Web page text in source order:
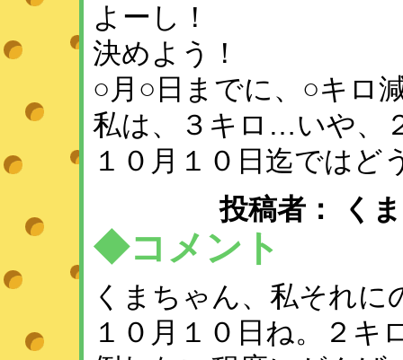
よーし！
決めよう！
○月○日までに、○キロ
私は、３キロ…いや、
１０月１０日迄ではど
投稿者： く
◆コメント
くまちゃん、私それに
１０月１０日ね。２キ